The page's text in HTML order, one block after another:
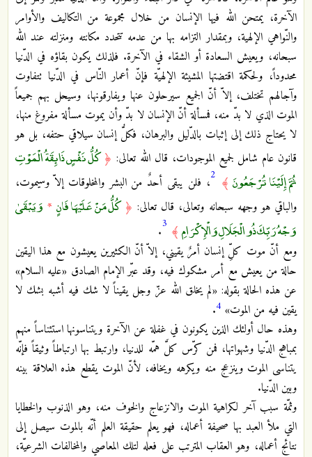
الآخرة، يمتحن الله فيها الإنسان من خلال مجموعة من التكاليف والأوامر
والنّواهي الإلهية، وبمقدار التزامه بها من عدمه تتحدد مكانته ومنزلته عند الله
سبحانه، ويعيش السعادة أو الشقاء في الآخرة. فلذلك يكون بقاؤه في الدّنيا
محدوداً، ولحكمة اقتضتها المشيئة الإلهيّة فإنّ أعمار النّاس في الدّنيا تتفاوت
وآجالهم تختلف، إلاّ أنّ الجميع سيرحلون عنها ويفارقونها، وسيحل بهم جميعاً
الموت الذي لا بدّ منه، فمسألة أنّ الإنسان لا بدّ وأن يموت مسألة مفروغ منها،
لا يحتاج ذلك إلى إثبات بالدّليل والبرهان، فكلُّ إنسان سيلاقي حتفه، بل هو
قانون عام شامل لجميع الموجودات، قال الله تعالى: ﴿كُلُّ نَفْسٍ ذَائِقَةُ الْمَوْتِ
ثُمَّ إِلَيْنَا تُرْجَعُونَ﴾ 2، فلن يبقى أحدٌ من البشر والمخلوقات إلاّ وسيموت،
والباقي هو وجهه سبحانه وتعالى، قال تعالى: ﴿كُلُّ مَنْ عَلَيْهَا فَانٍ* وَيَبْقَىٰ
وَجْهُ رَبِّكَ ذُو الْجَلَالِ وَالْإِكْرَامِ ﴾ 3
.
ومع أنّ موت كلِّ إنسان أمرٌ يقيني، إلاّ أنّ الكثيرين يعيشون مع هذا اليقين
حالة من يعيش مع أمر مشكوك فيه، وقد عبّر الإمام الصادق «عليه السلام»
عن هذه الحالة بقوله: «لم يخلق الله عزّ وجل يقيناً لا شك فيه أشبه بشك لا
يقين فيه من الموت» 4
.
وهذه حال أولئك الذين يكونون في غفلة عن الآخرة ويتناسونها استئناساً منهم
بمباهج الدّنيا وشهواتها، فمن كرّس كلَّ همّه للدنيا، وارتبط بها ارتباطاً وثيقاً فإنّه
يتناسى الموت وينزعج منه ويكرهه ويخافه، لأنّ الموت يقطع هذه العلاقة بينه
وبين الدّنيا.
وثمّة سبب آخر لكراهية الموت والانزعاج والخوف منه، وهو الذنوب والخطايا
التي ملأ العبد بها صحيفة أعماله، فهو يعلم حقيقة العلم أنّه بالموت سيصل إلى
نتائج أعماله، وهو العقاب المترتب على فعله لتلك المعاصي والمخالفات الشرعيّة،